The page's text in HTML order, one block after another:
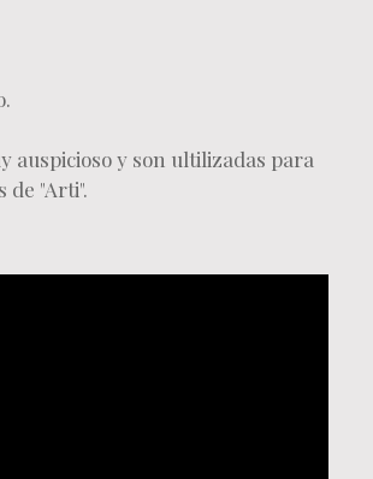
auspicioso y son ultilizadas para
de "Arti".